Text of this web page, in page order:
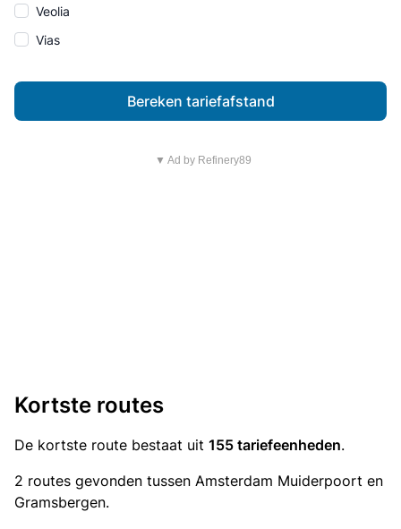
Veolia
Vias
Bereken tariefafstand
▼ Ad by Refinery89
Kortste routes
De kortste route bestaat uit 155 tariefeenheden.
2 routes gevonden tussen Amsterdam Muiderpoort en
Gramsbergen.